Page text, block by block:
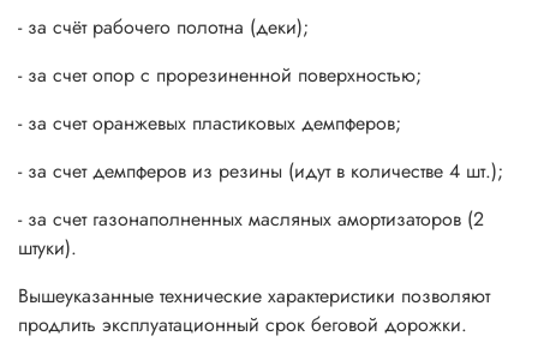
- за счёт рабочего полотна (деки);
- за счет опор с прорезиненной поверхностью;
- за счет оранжевых пластиковых демпферов;
- за счет демпферов из резины (идут в количестве 4 шт.);
- за счет газонаполненных масляных амортизаторов (2
штуки).
Вышеуказанные технические характеристики позволяют
продлить эксплуатационный срок беговой дорожки.